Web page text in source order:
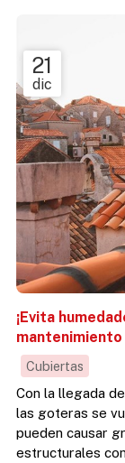
21
dic
¡Evita
Cubiertas
Con la llegada
las goteras se
pueden causar
estructurales